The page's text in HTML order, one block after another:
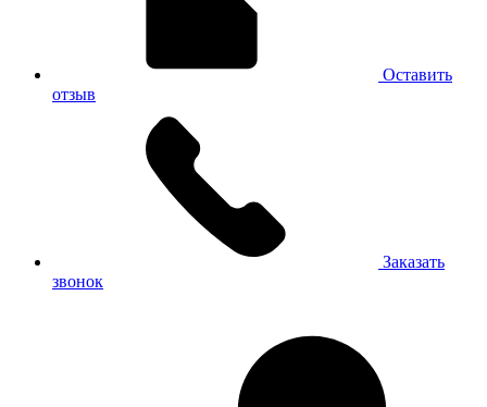
Оставить
отзыв
Заказать
звонок